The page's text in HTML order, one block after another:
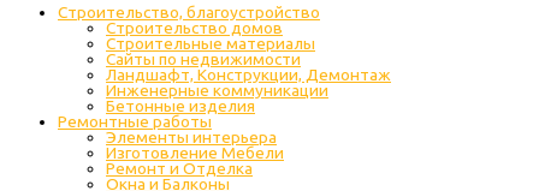
Строительство, благоустройство
Строительство домов
Строительные материалы
Сайты по недвижимости
Ландшафт, Конструкции, Демонтаж
Инженерные коммуникации
Бетонные изделия
Ремонтные работы
Элементы интерьера
Изготовление Мебели
Ремонт и Отделка
Окна и Балконы